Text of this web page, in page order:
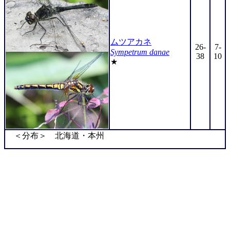
ムツアカネ
Sympetrum danae
★
26-
38
7-
10
＜分布＞ 北海道・本州